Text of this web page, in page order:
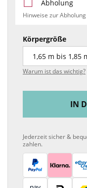
Abholung
Hinweise zur Abholung
Körpergröße
Warum ist das wichtig?
IN
Jederzeit sicher &
zahlen.